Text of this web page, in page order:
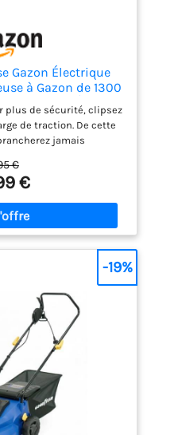
Gazon Électrique
à Gazon de 1300
et Éjection
plus de sécurité, clipsez
de traction. De cette
jamais
hauteur de coupe peut être
25 et 65 mm, ce qui
courte ou de la
LARGEUR DE COUPE
- La tondeuse à gazon
travail de 320 mm et
jardins de ville jusqu'à
de 30 l. En outre,
fonctionne aussi
de collecte, auquel cas
à l'arrière. FACILE À
Avec son poids de 6,8 kg,
et légère (1300
jardins. En outre, il est
et à stocker.
€
€
-19%